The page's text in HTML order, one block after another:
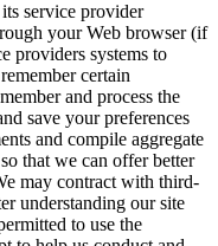
service provider
your Web browser (if
providers systems to
certain
and process the
save your preferences
and compile aggregate
that we can offer better
may contract with third-
understanding our site
to use the